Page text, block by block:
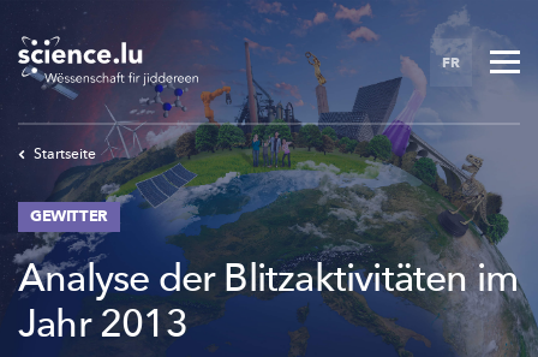
to
main
content
FR
Startseite
GEWITTER
Analyse der Blitzaktivitäten im
Jahr 2013